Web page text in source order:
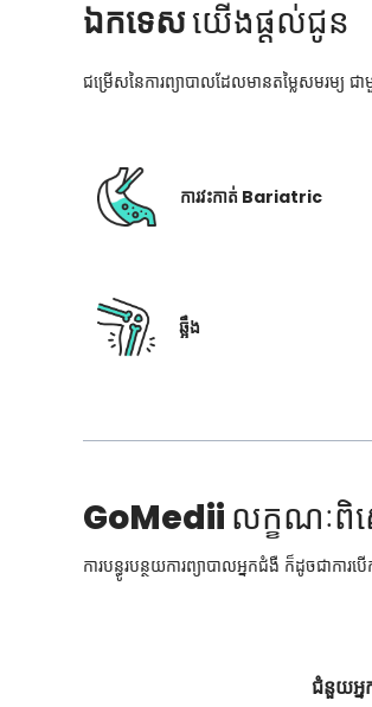
ឯកទេសយើងផ្តល់ជូន
ជម្រើសនៃការព្យាបាលដែលមានតម្លៃសមរម្យ
ការវះកាត់ Bariatric
ឆ្អឹង
GoMedii លក្ខណៈពិ
ការបន្ធូរបន្ថយការព្យាបាលអ្នកជំងឺ ក៏ដូចជាក
ជំនួយអ្នក